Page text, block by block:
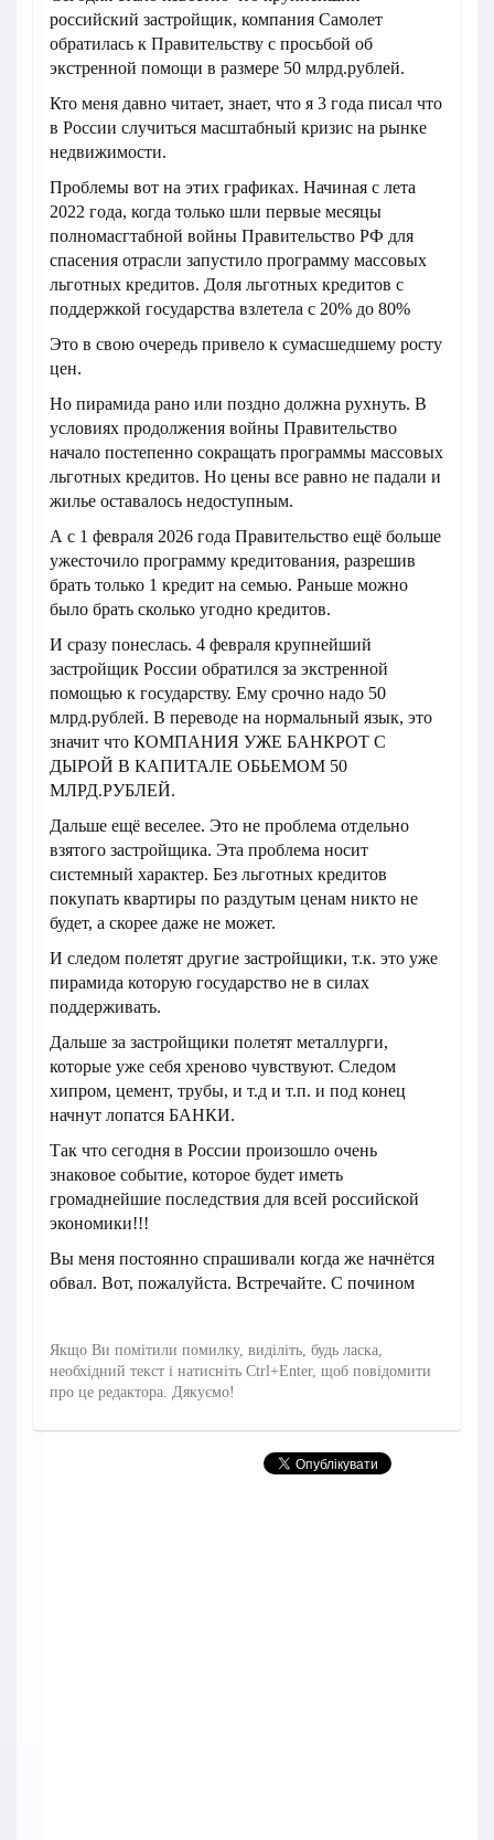
российский застройщик, компания Самолет
обратилась к Правительству с просьбой об
экстренной помощи в размере 50 млрд.рублей.
Кто меня давно читает, знает, что я 3 года писал что
в России случиться масштабный кризис на рынке
недвижимости.
Проблемы вот на этих графиках. Начиная с лета
2022 года, когда только шли первые месяцы
полномасгтабной войны Правительство РФ для
спасения отрасли запустило программу массовых
льготных кредитов. Доля льготных кредитов с
поддержкой государства взлетела с 20% до 80%
Это в свою очередь привело к сумасшедшему росту
цен.
Но пирамида рано или поздно должна рухнуть. В
условиях продолжения войны Правительство
начало постепенно сокращать программы массовых
льготных кредитов. Но цены все равно не падали и
жилье оставалось недоступным.
А с 1 февраля 2026 года Правительство ещё больше
ужесточило программу кредитования, разрешив
брать только 1 кредит на семью. Раньше можно
было брать сколько угодно кредитов.
И сразу понеслась. 4 февраля крупнейший
застройщик России обратился за экстренной
помощью к государству. Ему срочно надо 50
млрд.рублей. В переводе на нормальный язык, это
значит что КОМПАНИЯ УЖЕ БАНКРОТ С
ДЫРОЙ В КАПИТАЛЕ ОБЬЕМОМ 50
МЛРД.РУБЛЕЙ.
Дальше ещё веселее. Это не проблема отдельно
взятого застройщика. Эта проблема носит
системный характер. Без льготных кредитов
покупать квартиры по раздутым ценам никто не
будет, а скорее даже не может.
И следом полетят другие застройщики, т.к. это уже
пирамида которую государство не в силах
поддерживать.
Дальше за застройщики полетят металлурги,
которые уже себя хреново чувствуют. Следом
хипром, цемент, трубы, и т.д и т.п. и под конец
начнут лопатся БАНКИ.
Так что сегодня в России произошло очень
знаковое событие, которое будет иметь
громаднейшие последствия для всей российской
экономики!!!
Вы меня постоянно спрашивали когда же начнётся
обвал. Вот, пожалуйста. Встречайте. С почином
Якщо Ви помітили помилку, виділіть, будь ласка,
необхідний текст і натисніть Ctrl+Enter, щоб повідомити
про це редактора. Дякуємо!